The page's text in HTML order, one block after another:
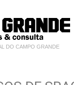
DO CAMPO GRANDE